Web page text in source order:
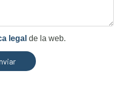
legal de la web.